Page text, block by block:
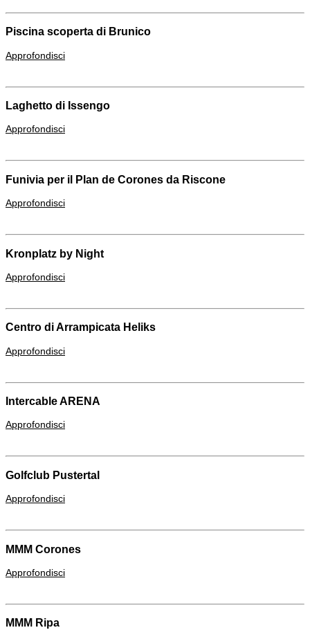
Piscina scoperta di Brunico
Approfondisci
Laghetto di Issengo
Approfondisci
Funivia per il Plan de Corones da Riscone
Approfondisci
Kronplatz by Night
Approfondisci
Centro di Arrampicata Heliks
Approfondisci
Intercable ARENA
Approfondisci
Golfclub Pustertal
Approfondisci
MMM Corones
Approfondisci
MMM Ripa